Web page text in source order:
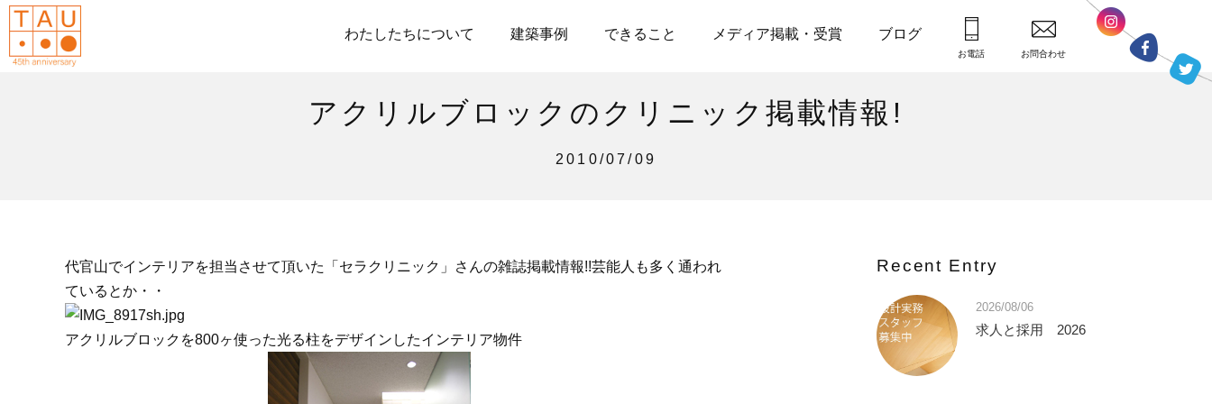
わたしたちについて 建築事例 できること メディア掲載・受賞 ブログ
お電話 お問合わせ
アクリルブロックのクリニック掲載情報!
2010/07/09
代官山でインテリアを担当させて頂いた「セラクリニック」さんの雑誌掲載情報!!芸能人も多く通われ
ているとか・・
アクリルブロックを800ヶ使った光る柱をデザインしたインテリア物件
Recent Entry
2026/08/06
求人と採用 2026